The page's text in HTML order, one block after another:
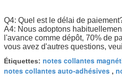
Q4: Quel est le délai de
A4: Nous adoptons
l'avance comme dépôt, 70% de
vous avez d'autres questions,
Étiquettes: notes collantes
notes collantes auto-adhésives ,